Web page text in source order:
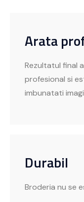
Arata
Rezultatul final
profesional si
imbunatati
Durabil
Broderia nu se